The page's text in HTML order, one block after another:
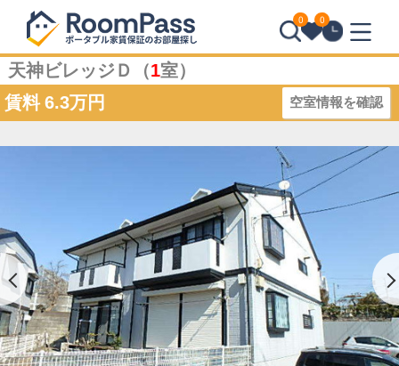
0 0
天神ビレッジＤ（1室）
賃料 6.3万円 空室情報を確認